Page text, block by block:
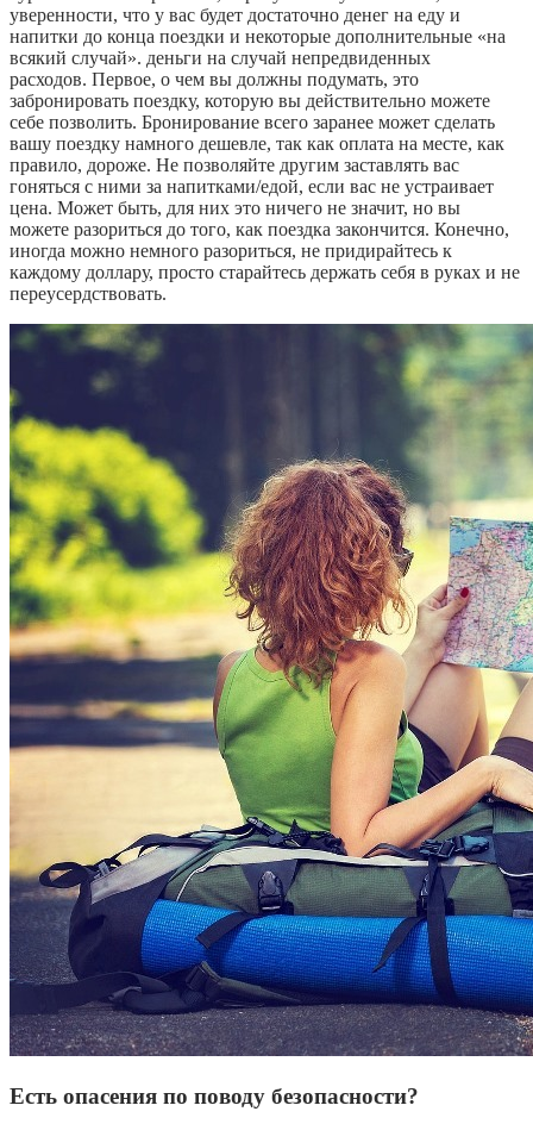
уверенности, что у вас будет достаточно денег на еду и
напитки до конца поездки и некоторые дополнительные «на
всякий случай». деньги на случай непредвиденных
расходов. Первое, о чем вы должны подумать, это
забронировать поездку, которую вы действительно можете
себе позволить. Бронирование всего заранее может сделать
вашу поездку намного дешевле, так как оплата на месте, как
правило, дороже. Не позволяйте другим заставлять вас
гоняться с ними за напитками/едой, если вас не устраивает
цена. Может быть, для них это ничего не значит, но вы
можете разориться до того, как поездка закончится. Конечно,
иногда можно немного разориться, не придирайтесь к
каждому доллару, просто старайтесь держать себя в руках и не
переусердствовать.
Есть опасения по поводу безопасности?